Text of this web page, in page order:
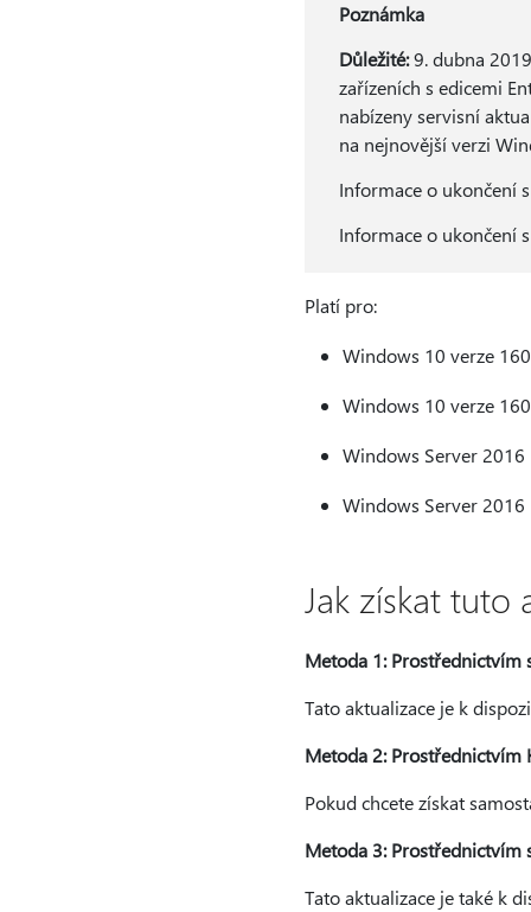
Poznámka
Důležité:9. dubna
zařízeních s edicemi
nabízeny servisní
na nejnovější verzi
Informace o ukončení
Informace o ukončení
Platí pro:
Windows 10 verze
Windows 10 verze
Windows Server 2016
Windows Server 2016
Jak získat tuto
Metoda 1: Prostřednictvím
Tato aktualizace je k
Metoda 2: Prostřednictvím
Pokud chcete získat
Metoda 3: Prostřednictvím
Tato aktualizace je také k